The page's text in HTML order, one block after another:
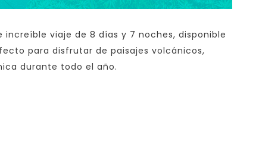
viaje de 8 días y 7 noches, disponible
para disfrutar de paisajes volcánicos,
durante todo el año.